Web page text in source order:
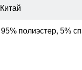
Китай
95% полиэстер, 5%